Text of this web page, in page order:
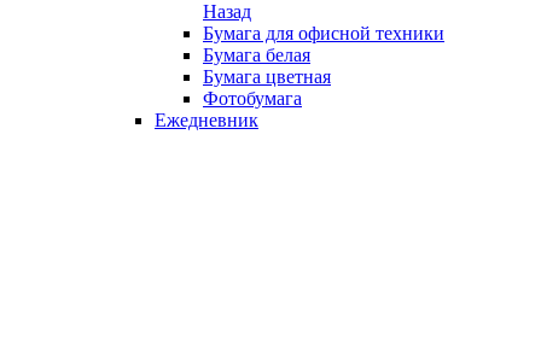
Назад
Бумага для офисной техники
Бумага белая
Бумага цветная
Фотобумага
Ежедневник